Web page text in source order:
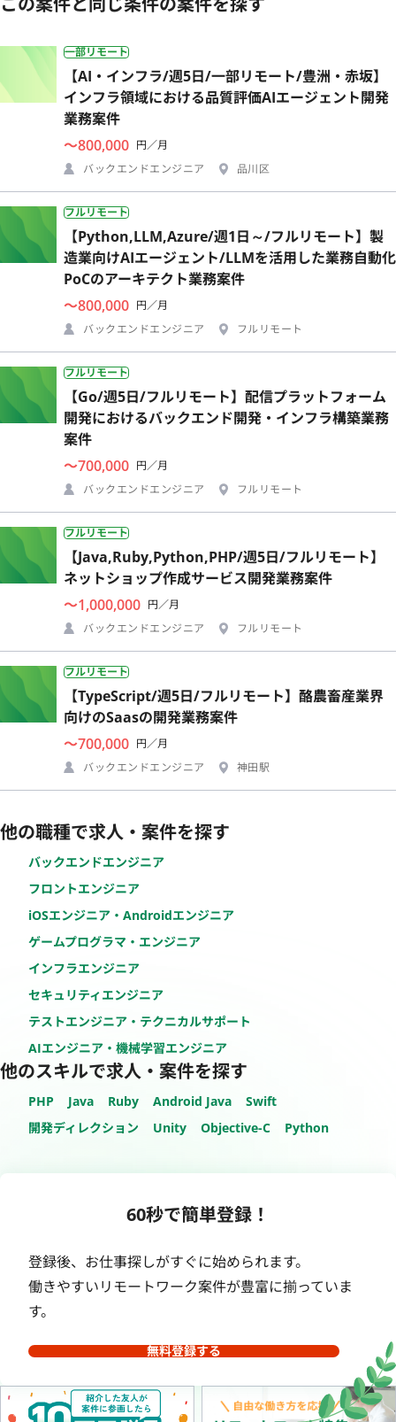
一部リモート
【AI・インフラ/週5日/一部リモート/豊洲・赤坂】
インフラ領域における品質評価AIエージェント開発
業務案件
〜800,000 円／月
バックエンドエンジニア
品川区
フルリモート
【Python,LLM,Azure/週1日～/フルリモート】製
造業向けAIエージェント/LLMを活用した業務自動化
PoCのアーキテクト業務案件
〜800,000 円／月
バックエンドエンジニア
フルリモート
フルリモート
【Go/週5日/フルリモート】配信プラットフォーム
開発におけるバックエンド開発・インフラ構築業務
案件
〜700,000 円／月
バックエンドエンジニア
フルリモート
フルリモート
【Java,Ruby,Python,PHP/週5日/フルリモート】
ネットショップ作成サービス開発業務案件
〜1,000,000 円／月
バックエンドエンジニア
フルリモート
フルリモート
【TypeScript/週5日/フルリモート】酪農畜産業界
向けのSaasの開発業務案件
〜700,000 円／月
バックエンドエンジニア
神田駅
他の職種で求人・案件を探す
バックエンドエンジニア
フロントエンジニア
iOSエンジニア・Androidエンジニア
ゲームプログラマ・エンジニア
インフラエンジニア
セキュリティエンジニア
テストエンジニア・テクニカルサポート
AIエンジニア・機械学習エンジニア
他のスキルで求人・案件を探す
PHP Java Ruby Android Java
Swift
開発ディレクション
Unity Objective-C Python
60秒で簡単登録！
登録後、お仕事探しがすぐに始められます。
働きやすいリモートワーク案件が豊富に揃っていま
す。
無料登録する